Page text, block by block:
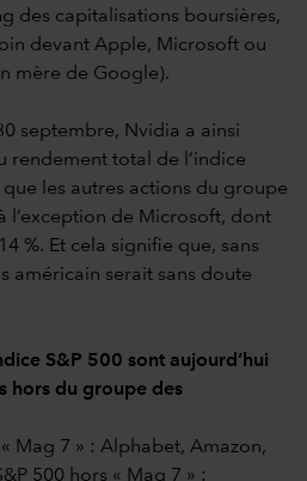
des capitalisations boursières,
devant Apple, Microsoft ou
mère de Google).
septembre, Nvidia a ainsi
rendement total de l’indice
que les autres actions du groupe
l’exception de Microsoft, dont
%. Et cela signifie que, sans
américain serait sans doute
S&P 500 sont aujourd’hui
hors du groupe des
Mag 7 » : Alphabet, Amazon,
500 hors « Mag 7 » :